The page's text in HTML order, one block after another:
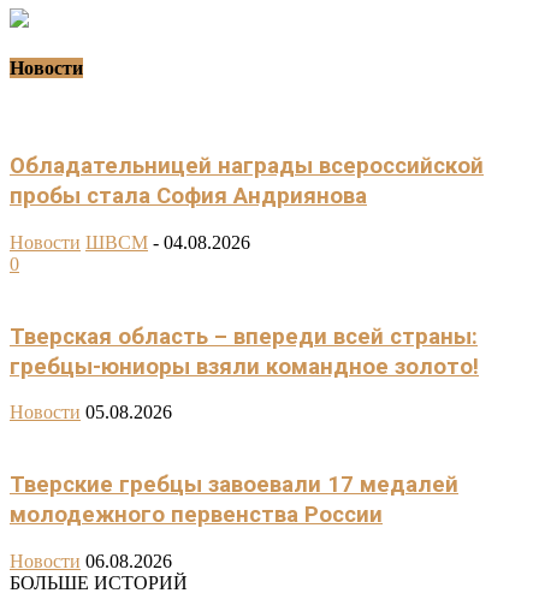
Новости
Обладательницей награды всероссийской
пробы стала София Андриянова
Новости ШВСМ - 04.08.2026
0
Тверская область – впереди всей страны:
гребцы-юниоры взяли командное золото!
Новости 05.08.2026
Тверские гребцы завоевали 17 медалей
молодежного первенства России
Новости 06.08.2026
БОЛЬШЕ ИСТОРИЙ